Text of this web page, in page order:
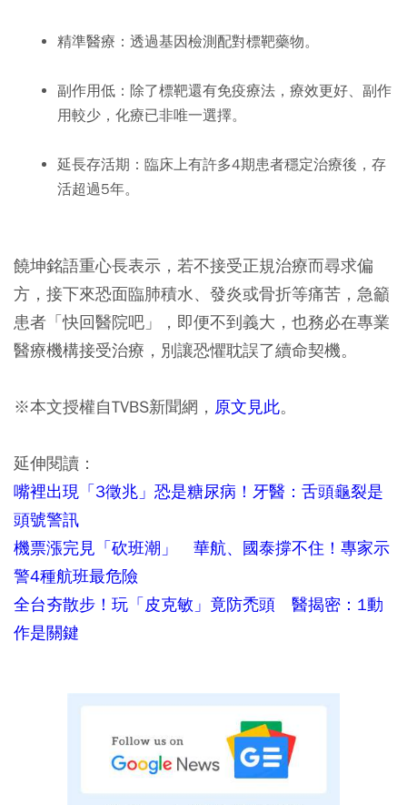
精準醫療：透過基因檢測配對標靶藥物。
副作用低：除了標靶還有免疫療法，療效更好、副作
用較少，化療已非唯一選擇。
延長存活期：臨床上有許多4期患者穩定治療後，存
活超過5年。
饒坤銘語重心長表示，若不接受正規治療而尋求偏
方，接下來恐面臨肺積水、發炎或骨折等痛苦，急籲
患者「快回醫院吧」，即便不到義大，也務必在專業
醫療機構接受治療，別讓恐懼耽誤了續命契機。
※本文授權自TVBS新聞網， 原文見此。
延伸閱讀：
嘴裡出現「3徵兆」恐是糖尿病！牙醫：舌頭龜裂是
頭號警訊
機票漲完見「砍班潮」 華航、國泰撐不住！專家示
警4種航班最危險
全台夯散步！玩「皮克敏」竟防禿頭 醫揭密：1動
作是關鍵